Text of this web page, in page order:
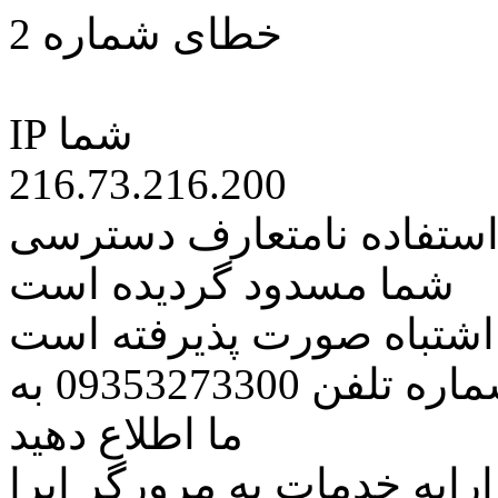
خطای شماره 2
IP شما
216.73.216.200
نامتعارف دسترسی
شما مسدود گردیده است
اشتباه صورت پذیرفته است
مراتب این مسئله را از طریق شماره تلفن 09353273300 به
ما اطلاع دهید
خدمات به مرورگر اپرا